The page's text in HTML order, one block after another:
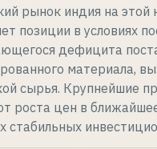
рынок индия на этой
позиции в условиях
дефицита
материала,
сырья. Крупнейшие
роста цен в
стабильных